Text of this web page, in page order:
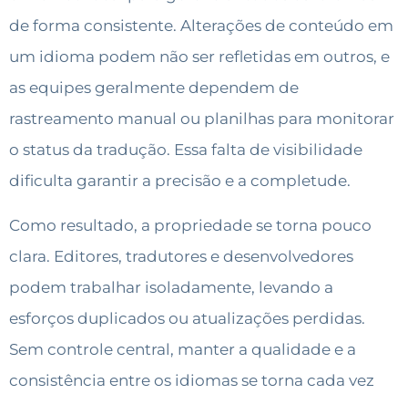
de forma consistente. Alterações de conteúdo em
um idioma podem não ser refletidas em outros, e
as equipes geralmente dependem de
rastreamento manual ou planilhas para monitorar
o status da tradução. Essa falta de visibilidade
dificulta garantir a precisão e a completude.
Como resultado, a propriedade se torna pouco
clara. Editores, tradutores e desenvolvedores
podem trabalhar isoladamente, levando a
esforços duplicados ou atualizações perdidas.
Sem controle central, manter a qualidade e a
consistência entre os idiomas se torna cada vez